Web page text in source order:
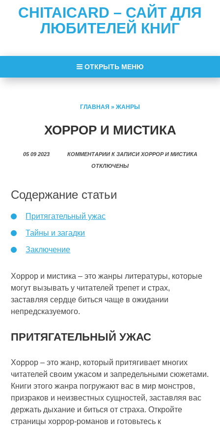
CHITAICARD – САЙТ ДЛЯ
ЛЮБИТЕЛЕЙ КНИГ
ОТКРЫТЬ МЕНЮ
ГЛАВНАЯ » ЖАНРЫ
ХОРРОР И МИСТИКА
05 09 2023 КОММЕНТАРИИК ЗАПИСИ ХОРРОР И МИСТИКА
ОТКЛЮЧЕНЫ
Содержание статьи
Притягательный ужас
Тайны и загадки
Заключение
Хоррор и мистика – это жанры литературы, которые
могут вызывать у читателей трепет и страх,
заставляя сердце биться чаще в ожидании
непредсказуемого.
ПРИТЯГАТЕЛЬНЫЙ УЖАС
Хоррор – это жанр, который притягивает многих
читателей своим ужасом и запредельными сюжетами.
Книги этого жанра погружают вас в мир монстров,
призраков и неизвестных сущностей, заставляя вас
держать дыхание и биться от страха. Откройте
страницы хоррор-романов и готовьтесь к